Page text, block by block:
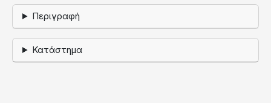
Περιγραφή
Κατάστημα